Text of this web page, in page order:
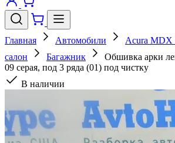
Главная Автомобили Acura MDX
салон
Багажник
Обшивка арки
09 серая, под 3 ряда (01) под чистку
В наличии